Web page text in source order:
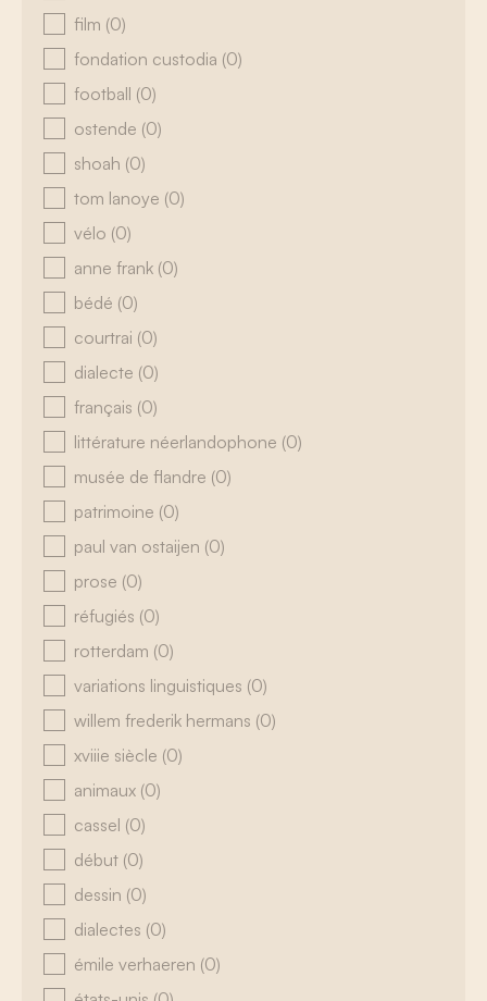
film (0)
fondation custodia (0)
football (0)
ostende (0)
shoah (0)
tom lanoye (0)
vélo (0)
anne frank (0)
bédé (0)
courtrai (0)
dialecte (0)
français (0)
littérature néerlandophone (0)
musée de flandre (0)
patrimoine (0)
paul van ostaijen (0)
prose (0)
réfugiés (0)
rotterdam (0)
variations linguistiques (0)
willem frederik hermans (0)
xviiie siècle (0)
animaux (0)
cassel (0)
début (0)
dessin (0)
dialectes (0)
émile verhaeren (0)